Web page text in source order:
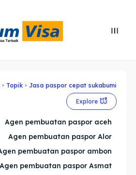
Cari
Cari
destinations
destinations
Topik Jasa paspor cepat sukabumi
Explore
Agen pembuatan paspor aceh
Agen pembuatan paspor Alor
pembuatan paspor ambon
Agen pembuatan paspor Asmat